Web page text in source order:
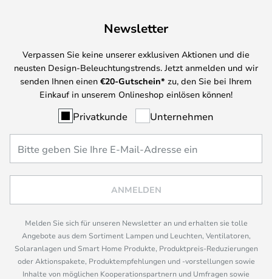
Newsletter
Verpassen Sie keine unserer exklusiven Aktionen und die
neusten Design-Beleuchtungstrends. Jetzt anmelden und wir
senden Ihnen einen €20-Gutschein* zu, den Sie bei Ihrem
Einkauf in unserem Onlineshop einlösen können!
Privatkunde Unternehmen
ANMELDEN
Melden Sie sich für unseren Newsletter an und erhalten sie tolle
Angebote aus dem Sortiment Lampen und Leuchten, Ventilatoren,
Solaranlagen und Smart Home Produkte, Produktpreis-Reduzierungen
oder Aktionspakete, Produktempfehlungen und -vorstellungen sowie
Inhalte von möglichen Kooperationspartnern und Umfragen sowie